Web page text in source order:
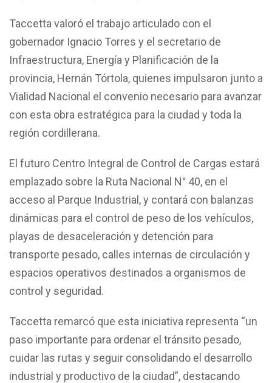
Taccetta valoró el trabajo articulado con el
gobernador Ignacio Torres y el secretario de
Infraestructura, Energía y Planificación de la
provincia, Hernán Tórtola, quienes impulsaron junto a
Vialidad Nacional el convenio necesario para avanzar
con esta obra estratégica para la ciudad y toda la
región cordillerana.
El futuro Centro Integral de Control de Cargas estará
emplazado sobre la Ruta Nacional N° 40, en el
acceso al Parque Industrial, y contará con balanzas
dinámicas para el control de peso de los vehículos,
playas de desaceleración y detención para
transporte pesado, calles internas de circulación y
espacios operativos destinados a organismos de
control y seguridad.
Taccetta remarcó que esta iniciativa representa “un
paso importante para ordenar el tránsito pesado,
cuidar las rutas y seguir consolidando el desarrollo
industrial y productivo de la ciudad”, destacando